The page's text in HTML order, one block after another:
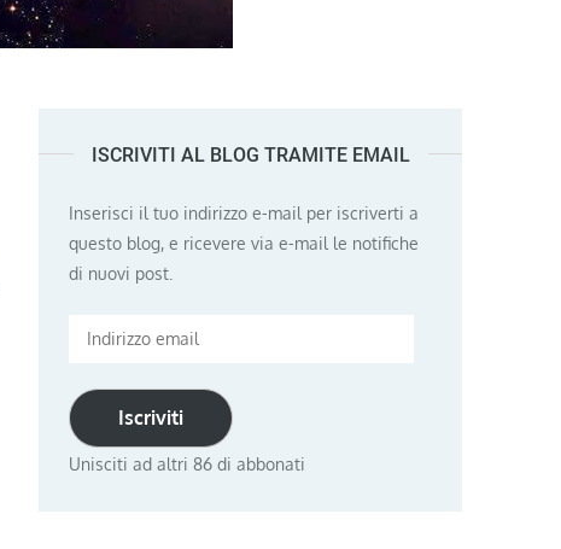
ISCRIVITI AL BLOG TRAMITE EMAIL
Inserisci il tuo indirizzo e-mail per iscriverti a
questo blog, e ricevere via e-mail le notifiche
di nuovi post.
Indirizzo
Iscriviti
Unisciti ad altri 86 di abbonati